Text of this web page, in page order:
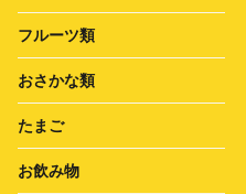
フルーツ類
おさかな類
たまご
お飲み物